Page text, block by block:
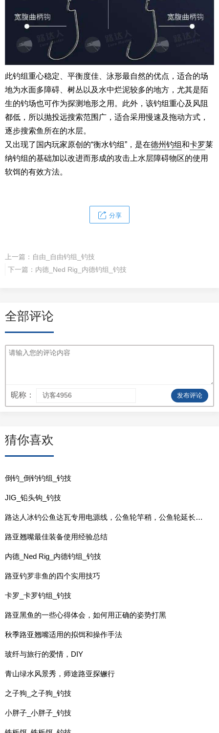
此钓组重心稳定、平衡度佳、泳形最自然的优点，适合的场
地为水面多障碍、树丛以及水中烂泥较多的地方，尤其是陌
生的钓场也可作为探测地形之用。此外，该钓组重心及风阻
都低，所以抛投远搜索范围广，适合采用慢速及拖动方式，
逐步搜索鱼所在的水层。
又出现了国内玩家原创的“衡水钓组”，是在德州钓组和卡罗莱
纳钓组的基础加以改进而形成的攻击上水层障碍物区的使用
软饵的有效方法。
分享
上一篇： 自由_自由钓组_钓技
下一篇： 内德_Ned Rig_内德钓组_钓技
全部评论
昵称： 发布评论
猜你喜欢
倒钓_倒钓钓组_钓技
JIG_铅头钩_钓技
路达人冰钓公鱼达瓦专用电源线，公鱼轮竿稍，公鱼轮延长节，角度转换器产品介绍
路亚翘嘴最佳装备使用经验总结
内德_Ned Rig_内德钓组_钓技
路亚钓罗非鱼的四个实用技巧
卡罗_卡罗钓组_钓技
路亚黑鱼的一些心得体会，如何用正确的姿势打黑
秋季路亚翘嘴适用的拟饵和操作手法
玻纤与旅行的爱情，DIY
青山绿水风景秀，师途路亚探鳜行
之子狗_之子狗_钓技
小胖子_小胖子_钓技